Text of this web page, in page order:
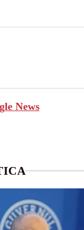
News